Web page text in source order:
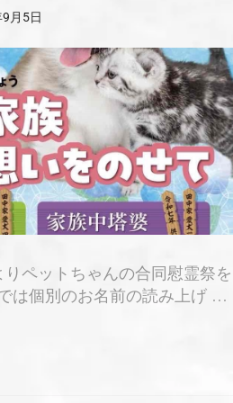
月5日
りペットちゃんの合同慰霊祭を
は個別のお名前の読み上げ …